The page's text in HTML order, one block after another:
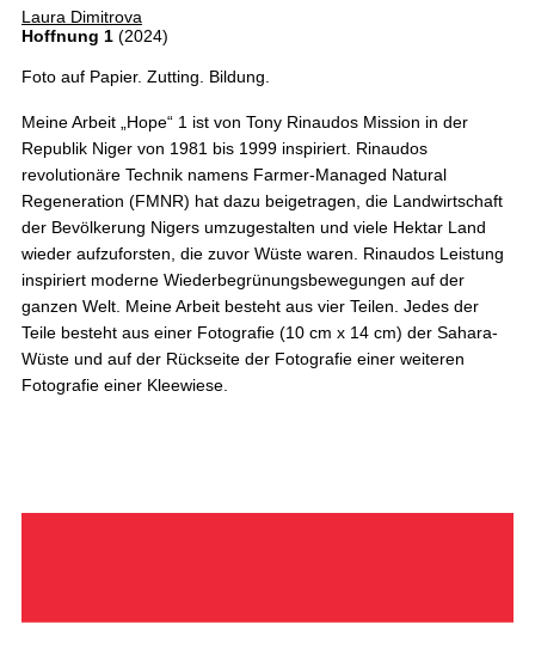
Laura Dimitrova
Hoffnung 1(2024)
Foto auf Papier. Zutting. Bildung.
Meine Arbeit „Hope“ 1 ist von Tony Rinaudos Mission in der
Republik Niger von 1981 bis 1999 inspiriert. Rinaudos
revolutionäre Technik namens Farmer-Managed Natural
Regeneration (FMNR) hat dazu beigetragen, die Landwirtschaft
der Bevölkerung Nigers umzugestalten und viele Hektar Land
wieder aufzuforsten, die zuvor Wüste waren. Rinaudos Leistung
inspiriert moderne Wiederbegrünungsbewegungen auf der
ganzen Welt. Meine Arbeit besteht aus vier Teilen. Jedes der
Teile besteht aus einer Fotografie (10 cm x 14 cm) der Sahara-
Wüste und auf der Rückseite der Fotografie einer weiteren
Fotografie einer Kleewiese.